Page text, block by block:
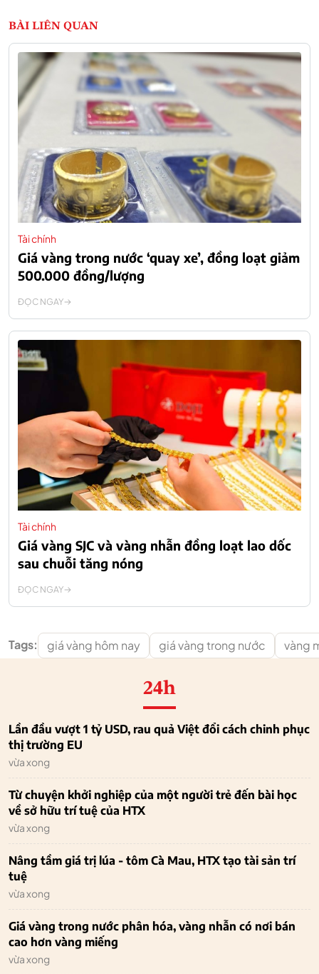
BÀI LIÊN QUAN
Tài chính
Giá vàng trong nước ‘quay xe’, đồng loạt giảm
500.000 đồng/lượng
ĐỌC NGAY
Tài chính
Giá vàng SJC và vàng nhẫn đồng loạt lao dốc
sau chuỗi tăng nóng
ĐỌC NGAY
Tags: giá vàng hôm nay giá vàng trong nước vàng
24h
Lần đầu vượt 1 tỷ USD, rau quả Việt đổi cách chinh phục
thị trường EU
vừa xong
Từ chuyện khởi nghiệp của một người trẻ đến bài học
về sở hữu trí tuệ của HTX
vừa xong
Nâng tầm giá trị lúa - tôm Cà Mau, HTX tạo tài sản trí
tuệ
vừa xong
Giá vàng trong nước phân hóa, vàng nhẫn có nơi bán
cao hơn vàng miếng
vừa xong